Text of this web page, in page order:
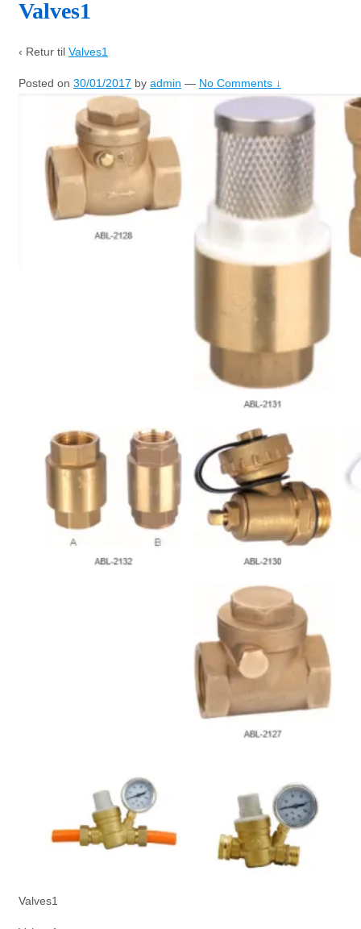
Valves1
‹ Retur til Valves1
Posted on 30/01/2017 by admin — No Comments ↓
Valves1